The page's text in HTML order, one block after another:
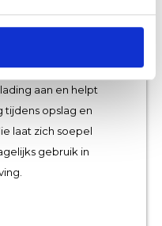
praktische oplossing
en beschermen van
Deze
aan en helpt
tijdens opslag en
laat zich soepel
gebruik in